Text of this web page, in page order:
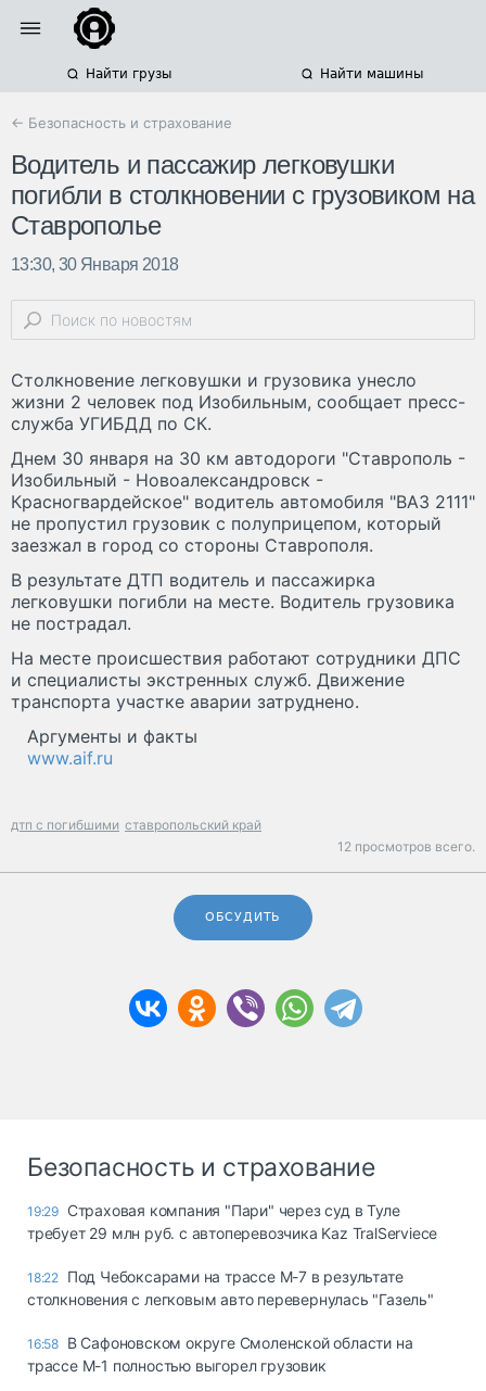
Найти грузы Найти машины
← Безопасность и страхование
Водитель и пассажир легковушки
погибли в столкновении с грузовиком на
Ставрополье
13:30, 30 Января 2018
Столкновение легковушки и грузовика унесло
жизни 2 человек под Изобильным, сообщает пресс-
служба УГИБДД по СК.
Днем 30 января на 30 км автодороги "Ставрополь -
Изобильный - Новоалександровск -
Красногвардейское" водитель автомобиля "ВАЗ 2111"
не пропустил грузовик с полуприцепом, который
заезжал в город со стороны Ставрополя.
В результате ДТП водитель и пассажирка
легковушки погибли на месте. Водитель грузовика
не пострадал.
На месте происшествия работают сотрудники ДПС
и специалисты экстренных служб. Движение
транспорта участке аварии затруднено.
Аргументы и факты
www.aif.ru
дтп с погибшими ставропольский край
12 просмотров всего.
ОБСУДИТЬ
Безопасность и страхование
19:29 Страховая компания "Пари" через суд в Туле
требует 29 млн руб. с автоперевозчика Kaz TralServiece
18:22 Под Чебоксарами на трассе М-7 в результате
столкновения с легковым авто перевернулась "Газель"
16:58 В Сафоновском округе Смоленской области на
трассе М-1 полностью выгорел грузовик